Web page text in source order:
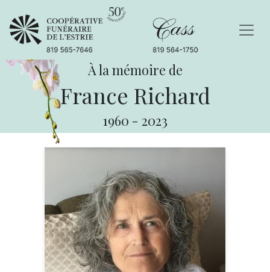
À la mémoire de
France Richard
1960 - 2023